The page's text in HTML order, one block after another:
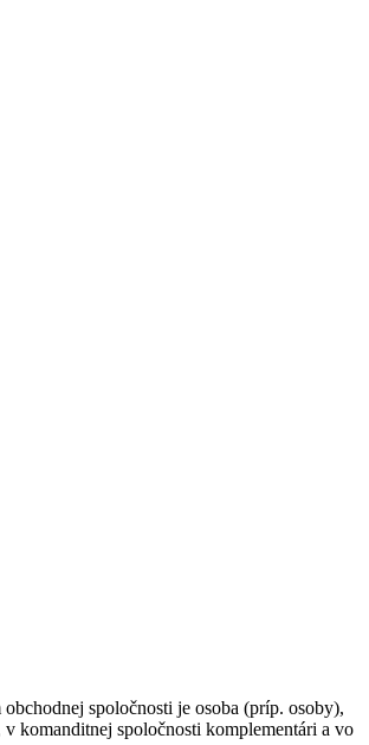
spoločnosti je osoba (príp. osoby),
komanditnej spoločnosti komplementári a vo